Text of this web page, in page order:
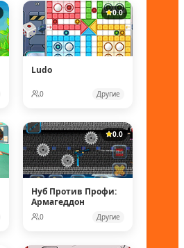
0.0
Ludo
0 Другие
0.0
Нуб Против Профи:
Армагеддон
0 Другие